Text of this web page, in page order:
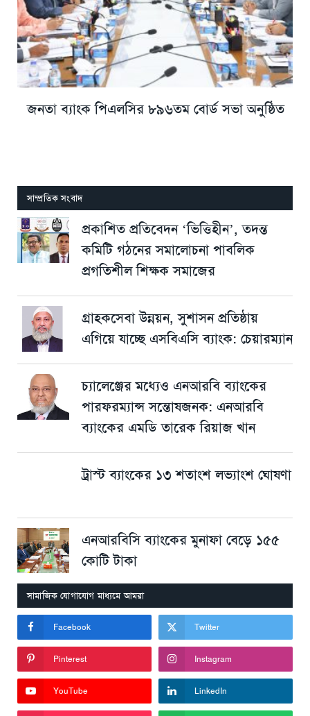
জনতা ব্যাংক পিএলসির ৮৯৬তম বোর্ড সভা অনুষ্ঠিত
সাম্প্রতিক সংবাদ
প্রকাশিত প্রতিবেদন ‘ভিত্তিহীন’, তদন্ত
কমিটি গঠনের সমালোচনা পাবলিক
প্রগতিশীল শিক্ষক সমাজের
গ্রাহকসেবা উন্নয়ন, সুশাসন প্রতিষ্ঠায়
এগিয়ে যাচ্ছে এসবিএসি ব্যাংক: চেয়ারম্যান
চ্যালেঞ্জের মধ্যেও এনআরবি ব্যাংকের
পারফরম্যান্স সন্তোষজনক: এনআরবি
ব্যাংকের এমডি তারেক রিয়াজ খান
ট্রাস্ট ব্যাংকের ১৩ শতাংশ লভ্যাংশ ঘোষণা
এনআরবিসি ব্যাংকের মুনাফা বেড়ে ১৫৫
কোটি টাকা
সামাজিক যোগাযোগ মাধ্যমে আমরা
Facebook Twitter
Pinterest Instagram
YouTube LinkedIn